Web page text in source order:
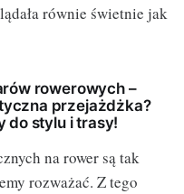
równie świetnie jak
rowerowych –
przejażdżka?
do stylu i trasy!
na rower są tak
rozważać. Z tego